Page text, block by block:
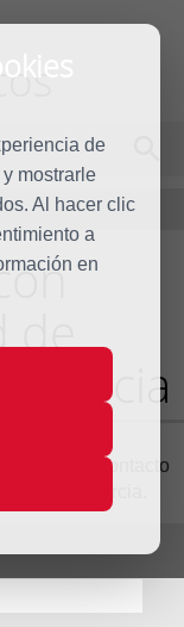
de
mostrarle
Al hacer clic
a
en
de
Murcia
en contacto
Murcia